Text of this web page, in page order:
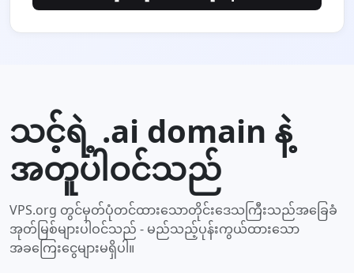
သင့်ရဲ့ .ai domain နဲ့
အတူပါဝင်သည်
VPS.org တွင်မှတ်ပုံတင်ထားသောတိုင်းဒေသကြီးသည်အခြေခံ
အုတ်မြစ်များပါဝင်သည် - မည်သည့်ပုန်းကွယ်ထားသော
အခကြေးငွေများမရှိပါ။